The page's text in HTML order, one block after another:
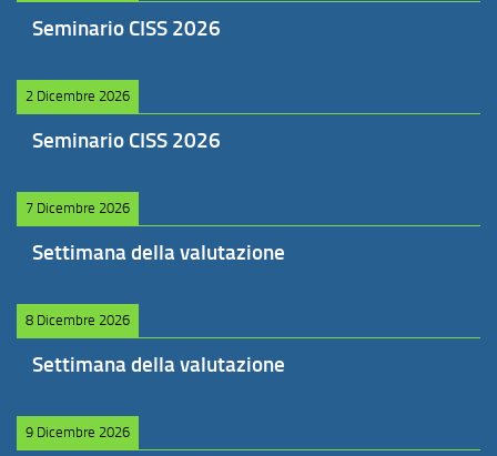
Seminario CISS 2026
2 Dicembre 2026
Seminario CISS 2026
7 Dicembre 2026
Settimana della valutazione
8 Dicembre 2026
Settimana della valutazione
9 Dicembre 2026